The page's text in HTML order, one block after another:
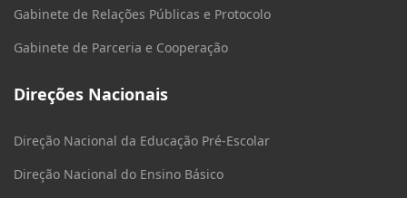
Gabinete de Relações Públicas e Protocolo
Gabinete de Parceria e Cooperação
Direções Nacionais
Direção Nacional da Educação Pré-Escolar
Direção Nacional do Ensino Básico